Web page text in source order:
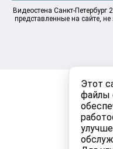
Этот
файлы
Видеостена Санкт-
представленные на сайте,